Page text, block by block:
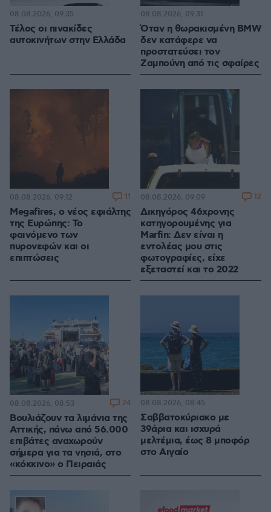
Τέλος οι πινακίδες
αυτοκινήτων στην Ελλάδα
08.08.2026, 09:35
Όταν η θωρακισμένη BMW
δεν κατάφερε να
προστατεύσει τον
Ζαμπούνη από τις σφαίρες
08.08.2026, 09:31
Megafires, ο νέος εφιάλτης
της Ευρώπης: Το
φαινόμενο των
πυρονεφών και οι
επιπτώσεις
08.08.2026, 09:12 11
Δικηγόρος 46χρονης
κατηγορουμένης για
Marfin: Δεν είναι η
εντολέας μου στις
φωτογραφίες, είχε
εξεταστεί και το 2022
08.08.2026, 09:09 12
Βουλιάζουν τα λιμάνια της
Αττικής, πάνω από 56.000
επιβάτες αναχωρούν
σήμερα για τα νησιά, στο
«κόκκινο» ο Πειραιάς
08.08.2026, 08:53 24
Σαββατοκύριακο με
39άρια και ισχυρά
μελτέμια, έως 8 μποφόρ
στο Αιγαίο
08.08.2026, 08:45